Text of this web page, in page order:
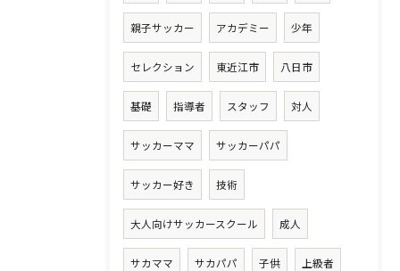
親子サッカー アカデミー 少年
セレクション 東近江市 八日市
基礎 指導者 スタッフ 対人
サッカーママ サッカーパパ
サッカー好き 技術
大人向けサッカースクール 成人
サカママ サカパパ 子供 上級者